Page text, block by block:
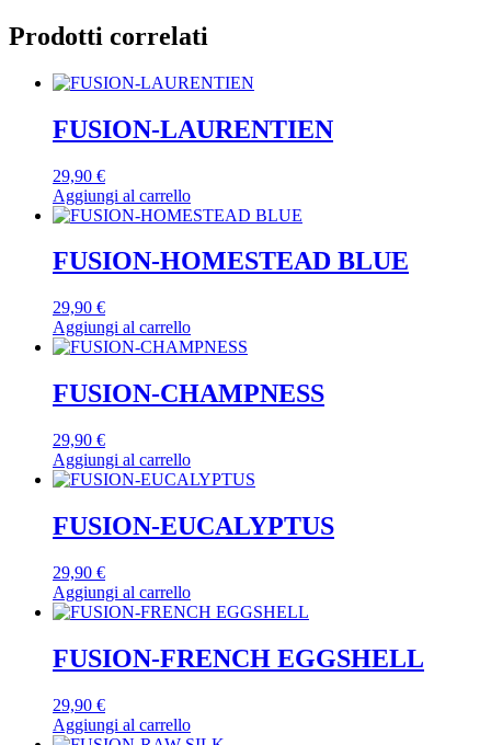
Prodotti correlati
FUSION-LAURENTIEN
29,90 €
Aggiungi al carrello
FUSION-HOMESTEAD BLUE
29,90 €
Aggiungi al carrello
FUSION-CHAMPNESS
29,90 €
Aggiungi al carrello
FUSION-EUCALYPTUS
29,90 €
Aggiungi al carrello
FUSION-FRENCH EGGSHELL
29,90 €
Aggiungi al carrello